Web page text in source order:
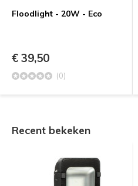
Floodlight - 20W - Eco
€ 39,50
(0)
Recent bekeken